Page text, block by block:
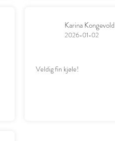
Karina Kongevold
2026-01-02
Veldig fin kjøle!